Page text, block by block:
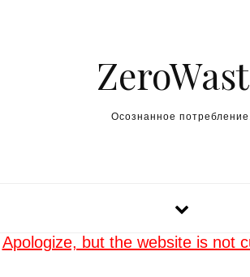
Осознанное
Apologize, but the website is not